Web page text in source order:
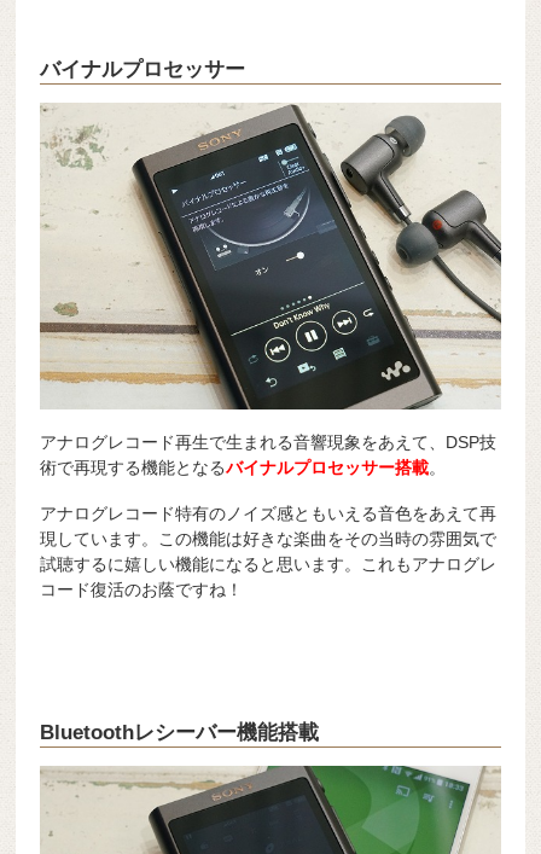
バイナルプロセッサー
アナログレコード再生で生まれる音響現象をあえて、DSP技
術で再現する機能となるバイナルプロセッサー搭載。
アナログレコード特有のノイズ感ともいえる音色をあえて再
現しています。この機能は好きな楽曲をその当時の雰囲気で
試聴するに嬉しい機能になると思います。これもアナログレ
コード復活のお蔭ですね！
Bluetoothレシーバー機能搭載